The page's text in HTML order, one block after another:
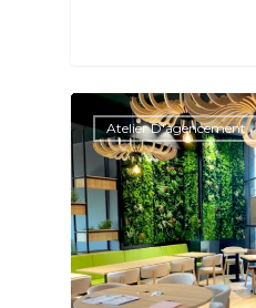
Atelier D'agencement